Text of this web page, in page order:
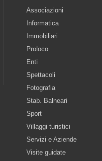
Associazioni
Informatica
Immobiliari
Proloco
Enti
Spettacoli
Fotografia
Stab. Balneari
Sport
Villaggi turistici
Servizi e Aziende
Visite guidate